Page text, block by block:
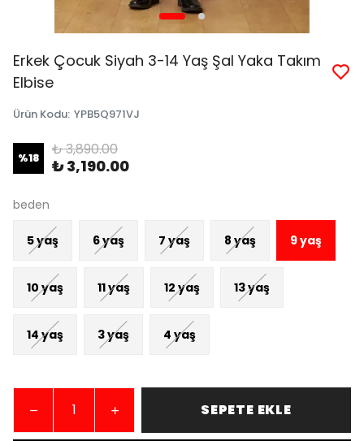
Erkek Çocuk Siyah 3-14 Yaş Şal Yaka Takım
Elbise
Ürün Kodu: YPB5Q971VJ
%18 ₺ 3,890.00
₺ 3,190.00
beden
5 yaş 6 yaş 7 yaş 8 yaş 9 yaş
10 yaş 11 yaş 12 yaş 13 yaş
14 yaş 3 yaş 4 yaş
SEPETE EKLE